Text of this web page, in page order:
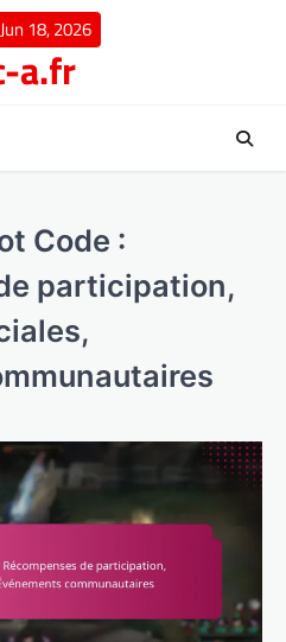
18, 2026
a.fr
Code :
participation,